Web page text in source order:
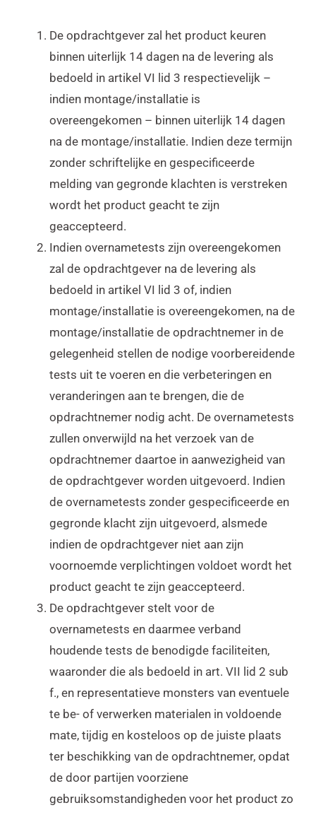
De opdrachtgever zal het product keuren
binnen uiterlijk 14 dagen na de levering als
bedoeld in artikel VI lid 3 respectievelijk –
indien montage/installatie is
overeengekomen – binnen uiterlijk 14 dagen
na de montage/installatie. Indien deze termijn
zonder schriftelijke en gespecificeerde
melding van gegronde klachten is verstreken
wordt het product geacht te zijn
geaccepteerd.
Indien overnametests zijn overeengekomen
zal de opdrachtgever na de levering als
bedoeld in artikel VI lid 3 of, indien
montage/installatie is overeengekomen, na de
montage/installatie de opdrachtnemer in de
gelegenheid stellen de nodige voorbereidende
tests uit te voeren en die verbeteringen en
veranderingen aan te brengen, die de
opdrachtnemer nodig acht. De overnametests
zullen onverwijld na het verzoek van de
opdrachtnemer daartoe in aanwezigheid van
de opdrachtgever worden uitgevoerd. Indien
de overnametests zonder gespecificeerde en
gegronde klacht zijn uitgevoerd, alsmede
indien de opdrachtgever niet aan zijn
voornoemde verplichtingen voldoet wordt het
product geacht te zijn geaccepteerd.
De opdrachtgever stelt voor de
overnametests en daarmee verband
houdende tests de benodigde faciliteiten,
waaronder die als bedoeld in art. VII lid 2 sub
f., en representatieve monsters van eventuele
te be- of verwerken materialen in voldoende
mate, tijdig en kosteloos op de juiste plaats
ter beschikking van de opdrachtnemer, opdat
de door partijen voorziene
gebruiksomstandigheden voor het product zo